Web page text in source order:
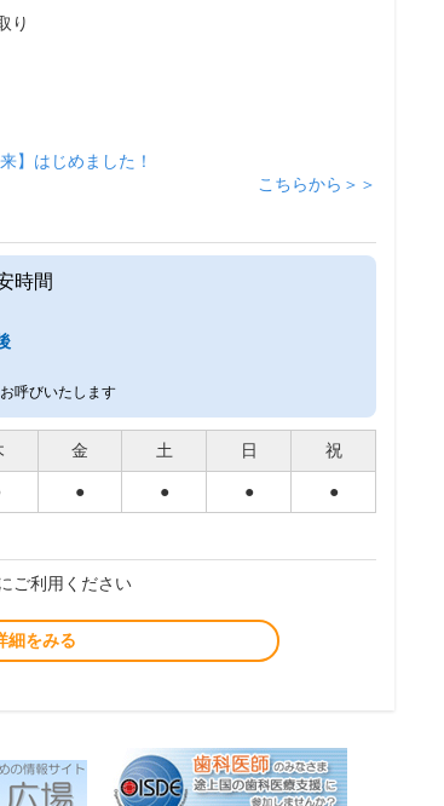
り
】はじめました！
こちらから＞＞
時間
呼びいたします
金 土 日 祝
● ● ● ●
ご利用ください
細をみる